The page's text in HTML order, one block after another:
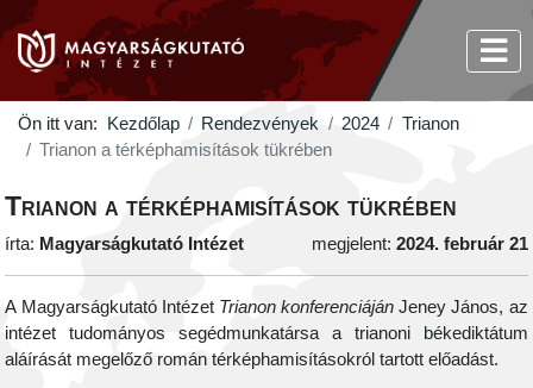
Ön itt van: Kezdőlap Rendezvények 2024
Trianon
Trianon a térképhamisítások tükrében
Trianon a térképhamisítások tükrében
írta: Magyarságkutató Intézet megjelent: 2024. február 21
A Magyarságkutató Intézet Trianon konferenciájánJeney János, az
intézet tudományos segédmunkatársa a trianoni békediktátum
aláírását megelőző román térképhamisításokról tartott előadást.